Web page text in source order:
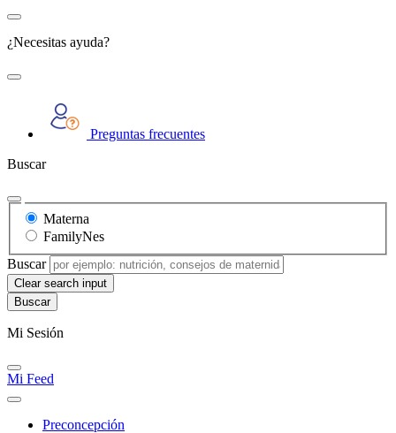
¿Necesitas ayuda?
Preguntas frecuentes
Buscar
Materna
FamilyNes
Buscar
Clear search input
Mi Sesión
Mi Feed
Preconcepción